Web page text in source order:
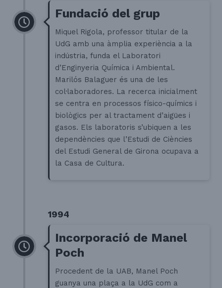
Fundació del grup
Miquel Rigola, professor titular de la
UdG amb una àmplia experiència a la
indústria, funda el Laboratori
d’Enginyeria Química i Ambiental.
Marilós Balaguer és una de les
col·laboradores. La recerca inicialment
se centra en processos físico-químics i
biològics per al tractament d’aigües i
gasos. Els laboratoris s’ubiquen a les
dependències que l’Estudi de Ciències
del Estudi General de Girona ocupava a
la Casa de Cultura.
1994
Incorporació de Manel
Poch
Procedent de la UAB, Manel Poch
guanya una plaça a la UdG com a